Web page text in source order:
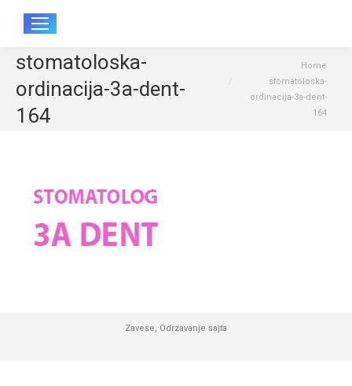
stomatoloska-
ordinacija-3a-dent-
164
Home
stomatoloska-
ordinacija-3a-dent-
164
Zavese, Odrzavanje sajta